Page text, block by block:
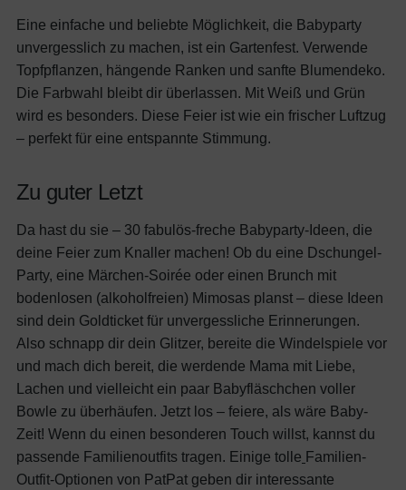
Eine einfache und beliebte Möglichkeit, die Babyparty
unvergesslich zu machen, ist ein Gartenfest. Verwende
Topfpflanzen, hängende Ranken und sanfte Blumendeko.
Die Farbwahl bleibt dir überlassen. Mit Weiß und Grün
wird es besonders. Diese Feier ist wie ein frischer Luftzug
– perfekt für eine entspannte Stimmung.
Zu guter Letzt
Da hast du sie – 30 fabulös-freche Babyparty-Ideen, die
deine Feier zum Knaller machen! Ob du eine Dschungel-
Party, eine Märchen-Soirée oder einen Brunch mit
bodenlosen (alkoholfreien) Mimosas planst – diese Ideen
sind dein Goldticket für unvergessliche Erinnerungen.
Also schnapp dir dein Glitzer, bereite die Windelspiele vor
und mach dich bereit, die werdende Mama mit Liebe,
Lachen und vielleicht ein paar Babyfläschchen voller
Bowle zu überhäufen. Jetzt los – feiere, als wäre Baby-
Zeit! Wenn du einen besonderen Touch willst, kannst du
passende Familienoutfits tragen. Einige tolle Familien-
Outfit-Optionen von PatPat geben dir interessante